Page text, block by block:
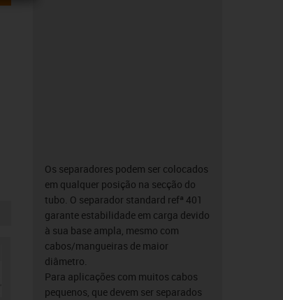
Os separadores podem ser colocados
em qualquer posição na secção do
tubo. O separador standard refª 401
garante estabilidade em carga devido
à sua base ampla, mesmo com
cabos/mangueiras de maior
diâmetro.
Para aplicações com muitos cabos
pequenos, que devem ser separados